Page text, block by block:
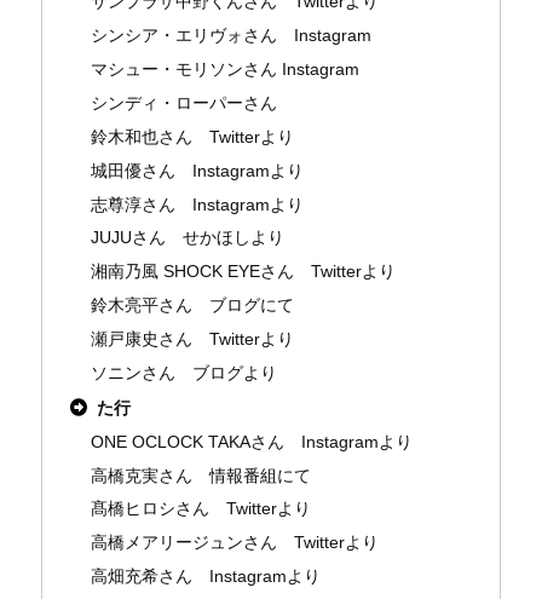
シンシア・エリヴォさん Instagram
マシュー・モリソンさん Instagram
シンディ・ローパーさん
鈴木和也さん Twitterより
城田優さん Instagramより
志尊淳さん Instagramより
JUJUさん せかほしより
湘南乃風 SHOCK EYEさん Twitterより
鈴木亮平さん ブログにて
瀬戸康史さん Twitterより
ソニンさん ブログより
た行
ONE OCLOCK TAKAさん Instagramより
高橋克実さん 情報番組にて
髙橋ヒロシさん Twitterより
高橋メアリージュンさん Twitterより
高畑充希さん Instagramより